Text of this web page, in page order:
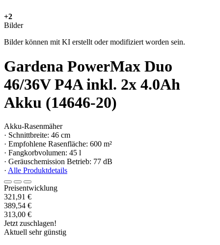
+2
Bilder
Bilder können mit KI erstellt oder modifiziert worden sein.
Gardena PowerMax Duo
46/36V P4A inkl. 2x 4.0Ah
Akku (14646-20)
Akku-Rasenmäher
· Schnittbreite: 46 cm
· Empfohlene Rasenfläche: 600 m²
· Fangkorbvolumen: 45 l
· Geräuschemission Betrieb: 77 dB
· Alle Produktdetails
Preisentwicklung
321,91 €
389,54 €
313,00 €
Jetzt zuschlagen!
Aktuell sehr günstig